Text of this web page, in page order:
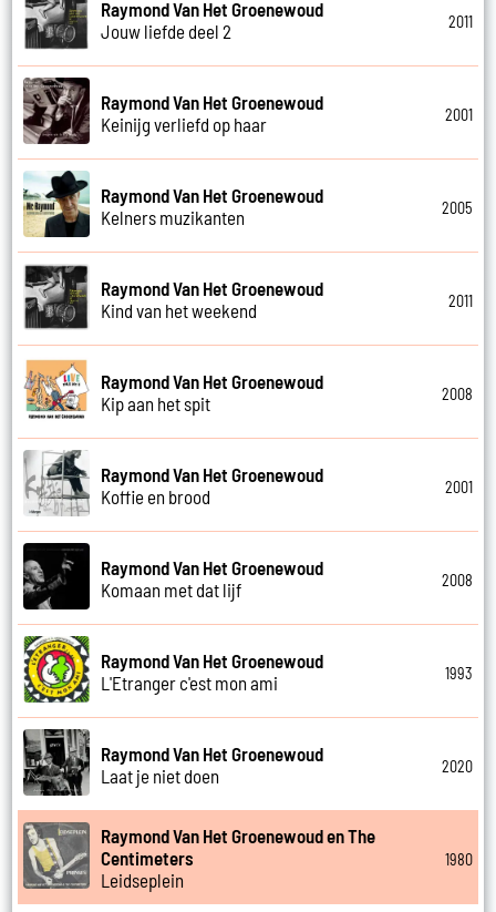
Raymond Van Het Groenewoud
Jouw liefde deel 2
2011
Raymond Van Het Groenewoud
Keinijg verliefd op haar
2001
Raymond Van Het Groenewoud
Kelners muzikanten
2005
Raymond Van Het Groenewoud
Kind van het weekend
2011
Raymond Van Het Groenewoud
Kip aan het spit
2008
Raymond Van Het Groenewoud
Koffie en brood
2001
Raymond Van Het Groenewoud
Komaan met dat lijf
2008
Raymond Van Het Groenewoud
L'Etranger c'est mon ami
1993
Raymond Van Het Groenewoud
Laat je niet doen
2020
Raymond Van Het Groenewoud en The
Centimeters
Leidseplein
1980